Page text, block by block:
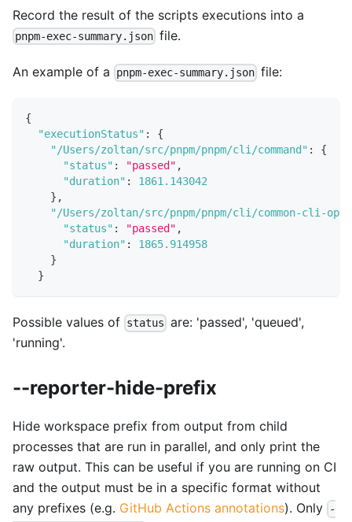
Record the result of the scripts executions into a
pnpm-exec-summary.json file.
An example of a pnpm-exec-summary.json file:
{
"executionStatus" :
{
"/Users/zoltan/src/pnpm/pnpm/cli/command" :
{
"status" : "passed" ,
"duration" :
1861.143042
} ,
"/Users/zoltan/src/pnpm/pnpm/cli/common-cli-
"status" : "passed" ,
"duration" :
1865.914958
}
}
Possible values of status are: 'passed', 'queued',
'running'.
--reporter-hide-prefix
Hide workspace prefix from output from child
processes that are run in parallel, and only print the
raw output. This can be useful if you are running on CI
and the output must be in a specific format without
any prefixes (e.g. GitHub Actions annotations). Only
-